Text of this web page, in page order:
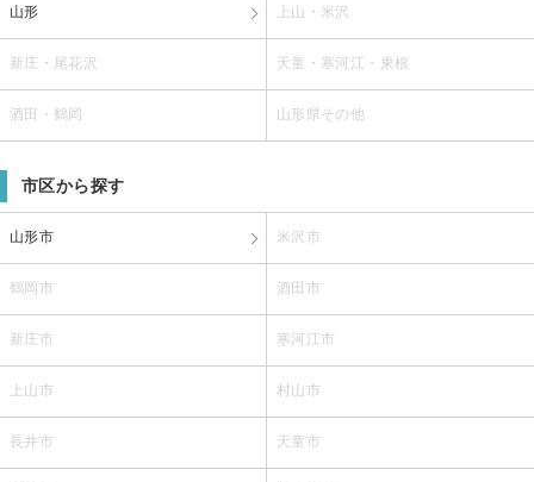
山形 上山・米沢
新庄・尾花沢 天童・寒河江・東根
酒田・鶴岡 山形県その他
市区から探す
山形市 米沢市
鶴岡市 酒田市
新庄市 寒河江市
上山市 村山市
長井市 天童市